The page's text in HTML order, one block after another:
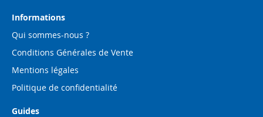
d’information
Informations
Qui sommes-nous ?
Conditions Générales de Vente
Mentions légales
Politique de confidentialité
Guides